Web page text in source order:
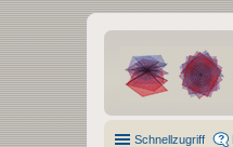
Schnellzugriff